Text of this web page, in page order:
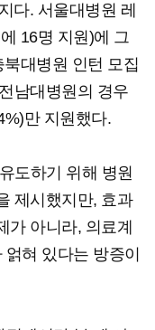
다. 서울대병원 레
16명 지원)에 그
북대병원 인턴 모집
남대병원의 경우
만 지원했다.
도하기 위해 병원
제시했지만, 효과
가 아니라, 의료계
혀 있다는 방증이